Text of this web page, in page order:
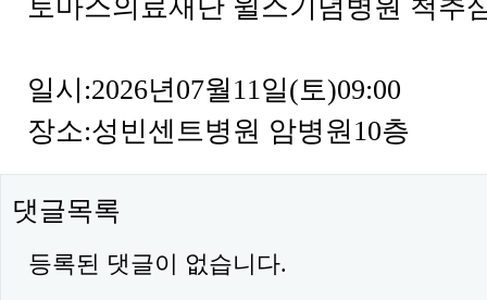
토마스의료재단 윌스기념병원 척추
일시:2026년07월11일(토)09:00
장소:성빈센트병원 암병원10층
댓글목록
등록된 댓글이 없습니다.